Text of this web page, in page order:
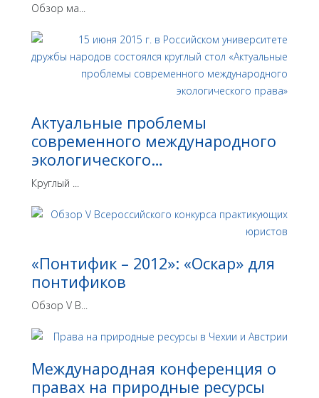
Обзор ма...
Актуальные проблемы
современного международного
экологического…
Круглый ...
«Понтифик – 2012»: «Оскар» для
понтификов
Обзор V В...
Международная конференция о
правах на природные ресурсы